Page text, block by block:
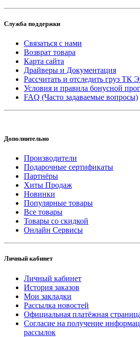
Служба поддержки
Связаться с нами
Возврат товара
Карта сайта
Драйверы и Документация
Рассчитать и отследить груз ТК
Условия и правила бонусной
FAQ (Часто задаваемые вопросы)
Дополнительно
Производители
Подарочные сертификаты
Партнёры
Хиты Продаж
Новинки
Популярные товары
Все товары
Товары со скидкой
Онлайн Сервисы
Личный кабинет
Личный кабинет
История заказов
Мои закладки
Рассылка новостей
Официальная платёжная
Согласие на получение
рассылок